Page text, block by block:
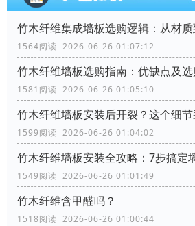
1564阅读 2026-06-26 01:07:12
竹木纤维墙板选购指南：优缺点及
1581阅读 2026-06-26 01:05:10
1599阅读 2026-06-26 01:04:02
竹木纤维墙板安装全攻略：7步搞定
1549阅读 2026-06-26 01:01:49
竹木纤维含甲醛吗？
1518阅读 2026-06-26 01:00:44